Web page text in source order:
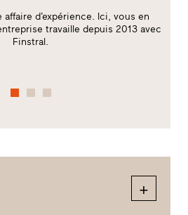
d’expérience. Ici, vous en
travaille depuis 2013 avec
Finstral.